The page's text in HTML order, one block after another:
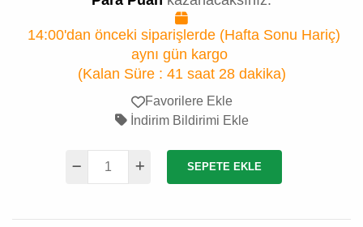
14:00'dan önceki siparişlerde (Hafta Sonu Hariç)
aynı gün kargo
(Kalan Süre : 41 saat 28 dakika)
Favorilere Ekle
İndirim Bildirimi Ekle
SEPETE EKLE